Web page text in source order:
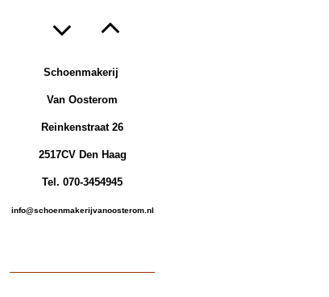
Schoenmakerij
Van Oosterom
Reinkenstraat 26
2517CV Den Haag
Tel. 070-3454945
info@schoenmakerijvanoosterom.nl